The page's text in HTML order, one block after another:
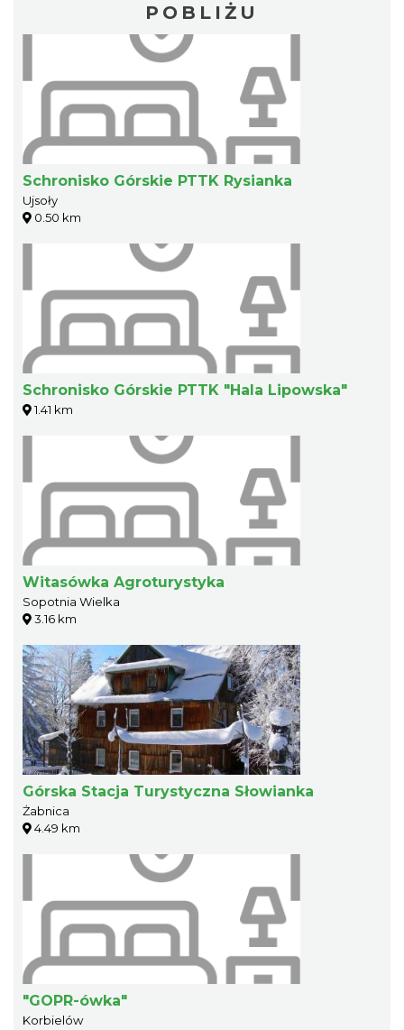
POBLIŻU
Schronisko Górskie PTTK Rysianka
Ujsoły
0.50 km
Schronisko Górskie PTTK "Hala Lipowska"
1.41 km
Witasówka Agroturystyka
Sopotnia Wielka
3.16 km
Górska Stacja Turystyczna Słowianka
Żabnica
4.49 km
"GOPR-ówka"
Korbielów